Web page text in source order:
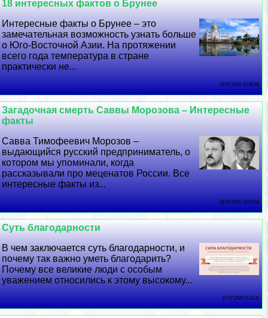
18 интересных фактов о Брунее
Интересные факты о Брунее – это
замечательная возможность узнать больше
о Юго-Восточной Азии. На протяжении
всего года температура в стране
пpaктически не...
29 07 2026 10:56:56
Загадочная cмepть Саввы Морозова – Интересные
факты
Савва Тимофеевич Морозов –
выдающийся русский предприниматель, о
котором мы упоминали, когда
рассказывали про меценатов России. Все
интересные факты из...
28 07 2026 14:10:54
Суть благодарности
В чем заключается суть благодарности, и
почему так важно уметь благодарить?
Почему все великие люди с особым
уважением относились к этому высокому...
27 07 2026 0:33:31